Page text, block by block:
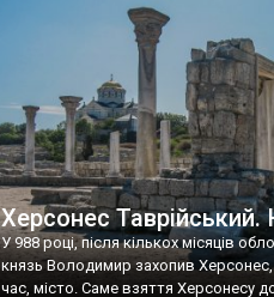
візантійської доби. Раритети
культурної спадщини ЮНЕСКО
Офіційно – на виставку «Золото
влада в Україні вважають це лише
Херсонес
У 988 році, після кількох місяців
князь Володимир захопив Херсонес,
час, місто. Саме взяття Херсонесу